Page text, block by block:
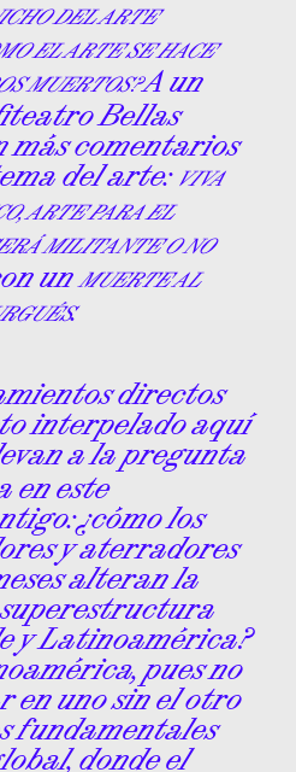
DEL ARTE
EL ARTE SE HACE
MUERTOS?A un
Bellas
más comentarios
del arte: VIVA
ARTE PARA EL
MILITANTE O NO
unMUERTE AL
.
directos
interpelado aquí
a la pregunta
en este
¿cómo los
y aterradores
alteran la
y Latinoamérica?
pues no
en uno sin el otro
fundamentales
donde el